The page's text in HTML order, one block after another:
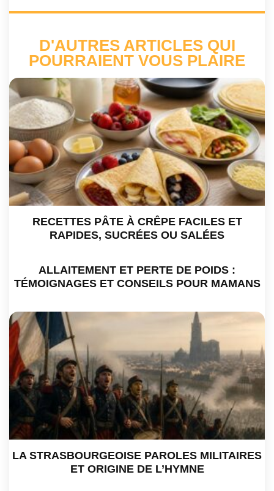
D'AUTRES ARTICLES QUI
POURRAIENT VOUS PLAIRE
RECETTES PÂTE À CRÊPE FACILES ET
RAPIDES, SUCRÉES OU SALÉES
ALLAITEMENT ET PERTE DE POIDS :
TÉMOIGNAGES ET CONSEILS POUR MAMANS
LA STRASBOURGEOISE PAROLES MILITAIRES
ET ORIGINE DE L’HYMNE